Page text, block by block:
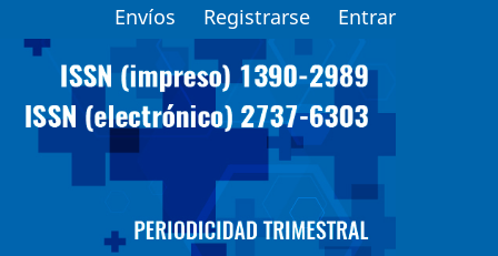
Envíos Registrarse Entrar